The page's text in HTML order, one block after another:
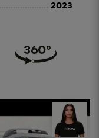
2023